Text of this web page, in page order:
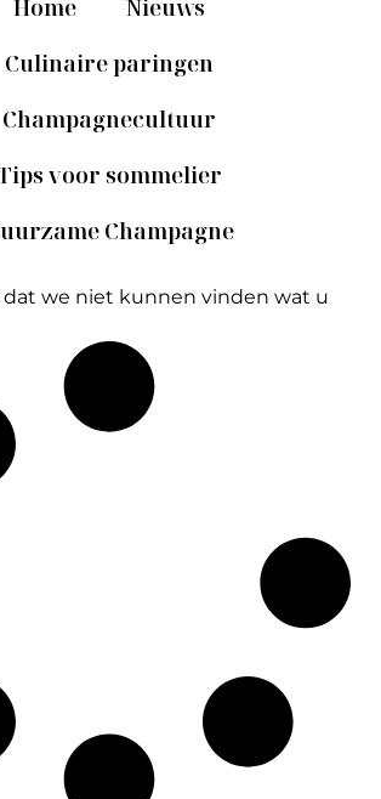
Home
Nieuws
Culinaire paringen
Champagnecultuur
voor sommelier
Champagne
we niet kunnen vinden wat u